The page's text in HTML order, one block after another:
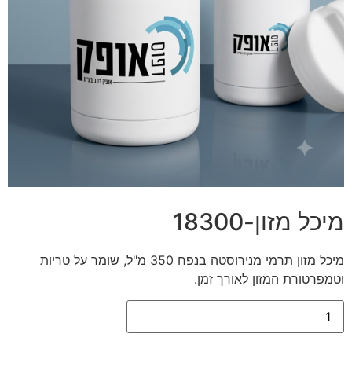
מיכל מזון-18300
מיכל מזון תרמי מנירוסטה בנפח 350 מ"ל, שומר על טריות
וטמפרטורת המזון לאורך זמן.